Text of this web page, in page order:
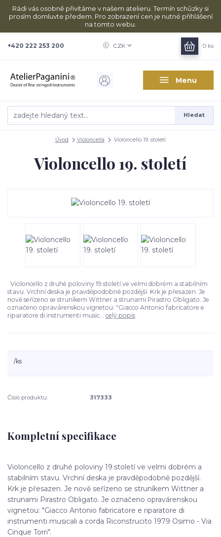
Rádi vás osobně přivítáme v našem atelieru. Termín schůzky si
prosím domluvte předem. Pro zobrazení cen je nutné přihlášení
na tomto webu.
Menu
CZK
Hledat
+420 222 253 200 0 ks
Úvod Violoncella Violoncello 19. století
Violoncello 19. století
Violoncello z druhé poloviny 19.století ve velmi dobrém a stabilním
stavu. Vrchní deska je pravděpodobně pozdější. Krk je přesazen. Je
nově seřízeno se struníkem Wittner a strunami Pirastro Obligato. Je
označeno opravárenskou vignetou: "Giacco Antonio fabricatore e
riparatore di instrumenti music... celý popis
/ks
Číslo produktu: 317333
Kompletní specifikace
Violoncello z druhé poloviny 19.století ve velmi dobrém a
stabilním stavu. Vrchní deska je pravděpodobně pozdější.
Krk je přesazen. Je nově seřízeno se struníkem Wittner a
strunami Pirastro Obligato. Je označeno opravárenskou
vignetou: "Giacco Antonio fabricatore e riparatore di
instrumenti musicali a corda Riconstrucito 1979 Osimo - Via
Cinque Torri".